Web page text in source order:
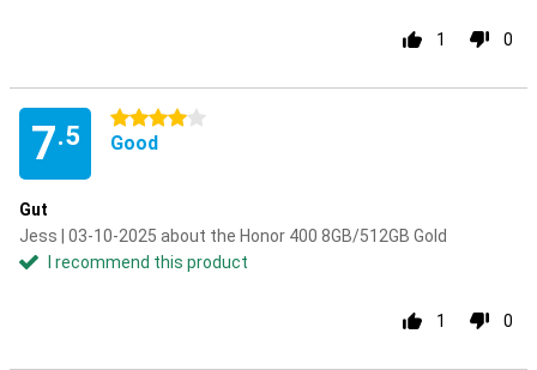
1 0
7.5
4 stars
Good
Gut
Jess | 03-10-2025 about the Honor 400 8GB/512GB Gold
I recommend this product
1 0